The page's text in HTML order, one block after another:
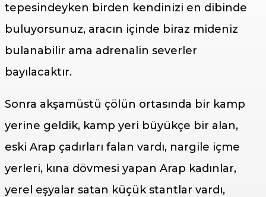
tepesindeyken birden kendinizi en dibinde
buluyorsunuz, aracın içinde biraz mideniz
bulanabilir ama adrenalin severler
bayılacaktır.
Sonra akşamüstü çölün ortasında bir kamp
yerine geldik, kamp yeri büyükçe bir alan,
eski Arap çadırları falan vardı, nargile içme
yerleri, kına dövmesi yapan Arap kadınlar,
yerel eşyalar satan küçük stantlar vardı,